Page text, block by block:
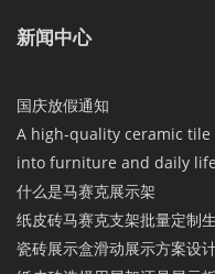
新闻中心
国庆放假通知
A high-quality ceramic
into furniture and daily life
什么是马赛克展示架
纸皮砖马赛克支架批量定制
瓷砖展示盒滑动展示方案设